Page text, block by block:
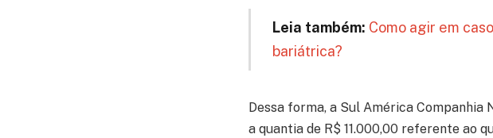
Leia também: Como agir em
bariátrica?
Dessa forma, a Sul América
a quantia de R$ 11.000,00 referente ao